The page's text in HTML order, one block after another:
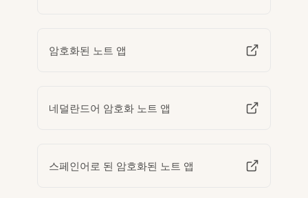
암호화된 노트 앱
네덜란드어 암호화 노트 앱
스페인어로 된 암호화된 노트 앱